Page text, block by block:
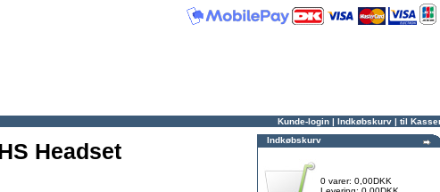
Kunde-login | Indkøbskurv | til
Headset
Indkøbskurv
0 varer: 0,00DKK